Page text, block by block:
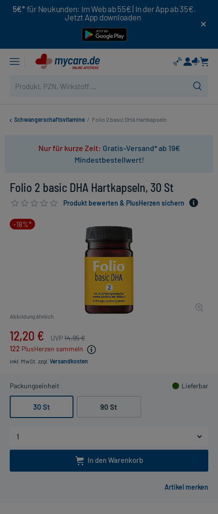
5€* für Neukunden: Im Web ab 55€ | In der App ab 35€.
Jetzt App downloaden
Schwangerschaftsvitamine / Folio 2 basic DHA Hartkapseln
Nur für kurze Zeit: Gratis-Versand* ab 19€
Mindestbestellwert!
Folio 2 basic DHA Hartkapseln, 30 St
Produkt bewerten & PlusHerzen sichern
-18%*
Abbildung ähnlich
12,20 € UVP14,95 €
122 PlusHerzen sammeln
inkl. MwSt. zzgl. Versandkosten
Packungseinheit Lieferbar
30 St 90 St
In den Warenkorb